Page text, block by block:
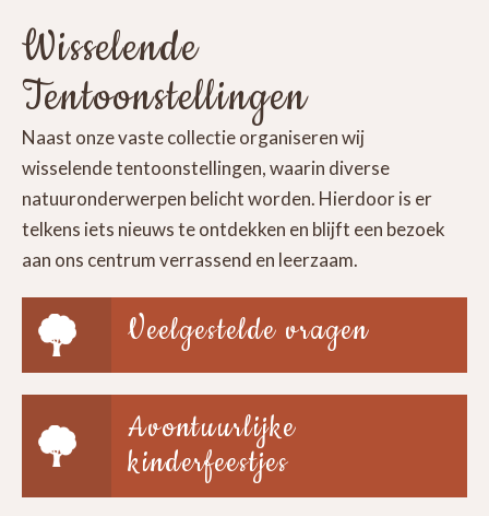
Wisselende
Tentoonstellingen
Naast onze vaste collectie organiseren wij
wisselende tentoonstellingen, waarin diverse
natuuronderwerpen belicht worden. Hierdoor is er
telkens iets nieuws te ontdekken en blijft een bezoek
aan ons centrum verrassend en leerzaam.
Veelgestelde vragen
Avontuurlijke
kinderfeestjes